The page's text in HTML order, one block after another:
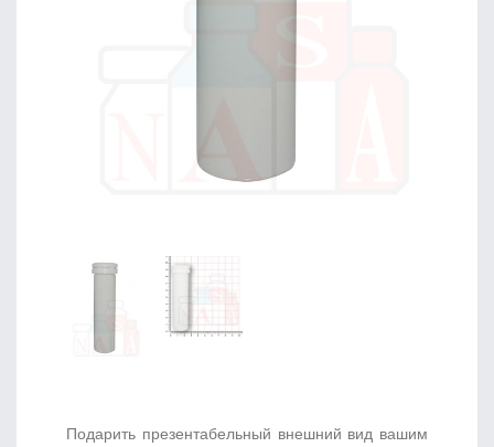
Подарить презентабельный внешний вид вашим